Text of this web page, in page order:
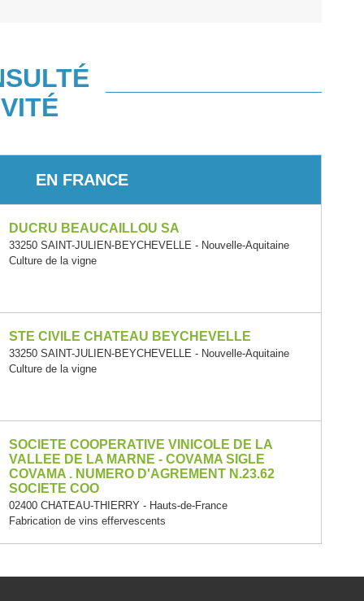
EN FRANCE
DUCRU BEAUCAILLOU SA
33250 SAINT-JULIEN-BEYCHEVELLE - Nouvelle-Aquitaine
Culture de la vigne
STE CIVILE CHATEAU BEYCHEVELLE
33250 SAINT-JULIEN-BEYCHEVELLE - Nouvelle-Aquitaine
Culture de la vigne
SOCIETE COOPERATIVE VINICOLE DE LA
VALLEE DE LA MARNE - COVAMA SIGLE
COVAMA . NUMERO D'AGREMENT N.23.62
SOCIETE COO
02400 CHATEAU-THIERRY - Hauts-de-France
Fabrication de vins effervescents